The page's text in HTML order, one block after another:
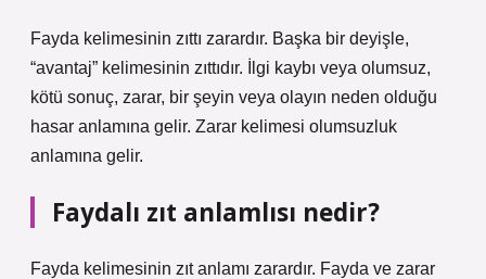
Fayda kelimesinin zıttı zarardır. Başka bir deyişle,
“avantaj” kelimesinin zıttıdır. İlgi kaybı veya olumsuz,
kötü sonuç, zarar, bir şeyin veya olayın neden olduğu
hasar anlamına gelir. Zarar kelimesi olumsuzluk
anlamına gelir.
Faydalı zıt anlamlısı nedir?
Fayda kelimesinin zıt anlamı zarardır. Fayda ve zarar